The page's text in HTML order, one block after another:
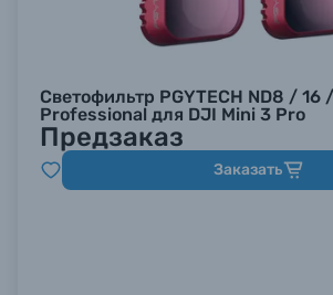
Светофильтр PGYTECH ND8 /
Professional для DJI Mini 3 Pro
Предзаказ
Заказать